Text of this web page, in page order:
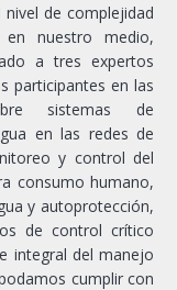
de complejidad
nuestro medio,
a tres expertos
participantes en las
sistemas de
en las redes de
y control del
consumo humano,
y autoprotección,
de control crítico
integral del manejo
cumplir con